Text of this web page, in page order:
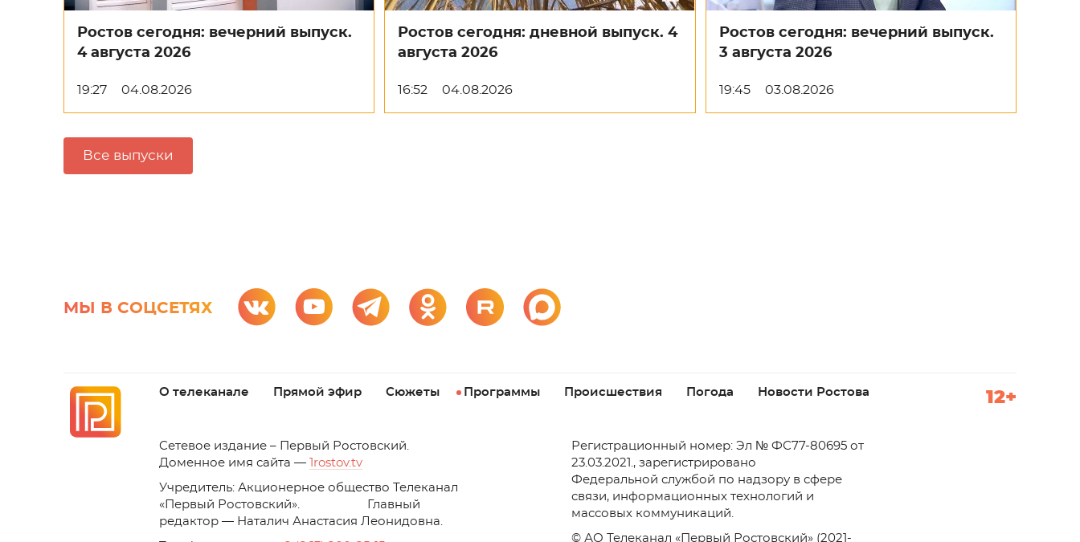
Ростов сегодня: вечерний выпуск.
4 августа 2026
19:27 04.08.2026
Ростов сегодня: дневной выпуск. 4
августа 2026
16:52 04.08.2026
Ростов сегодня: вечерний выпуск.
3 августа 2026
19:45 03.08.2026
Все выпуски
МЫ В СОЦСЕТЯХ
О телеканале Прямой эфир Сюжеты Программы Происшествия Погода Новости Ростова 12+
Cетевое издание – Первый Ростовский.
Доменное имя сайта —
1rostov.tv
Учредитель: Акционерное общество Телеканал
«Первый Ростовский». Главный
редактор — Наталич Анастасия Леонидовна.
Регистрационный номер: Эл № ФС77-80695 от
23.03.2021., зарегистрировано
Федеральной службой по надзору в сфере
связи, информационных технологий и
массовых коммуникаций.
© АО Телеканал «Первый Ростовский» (2021-